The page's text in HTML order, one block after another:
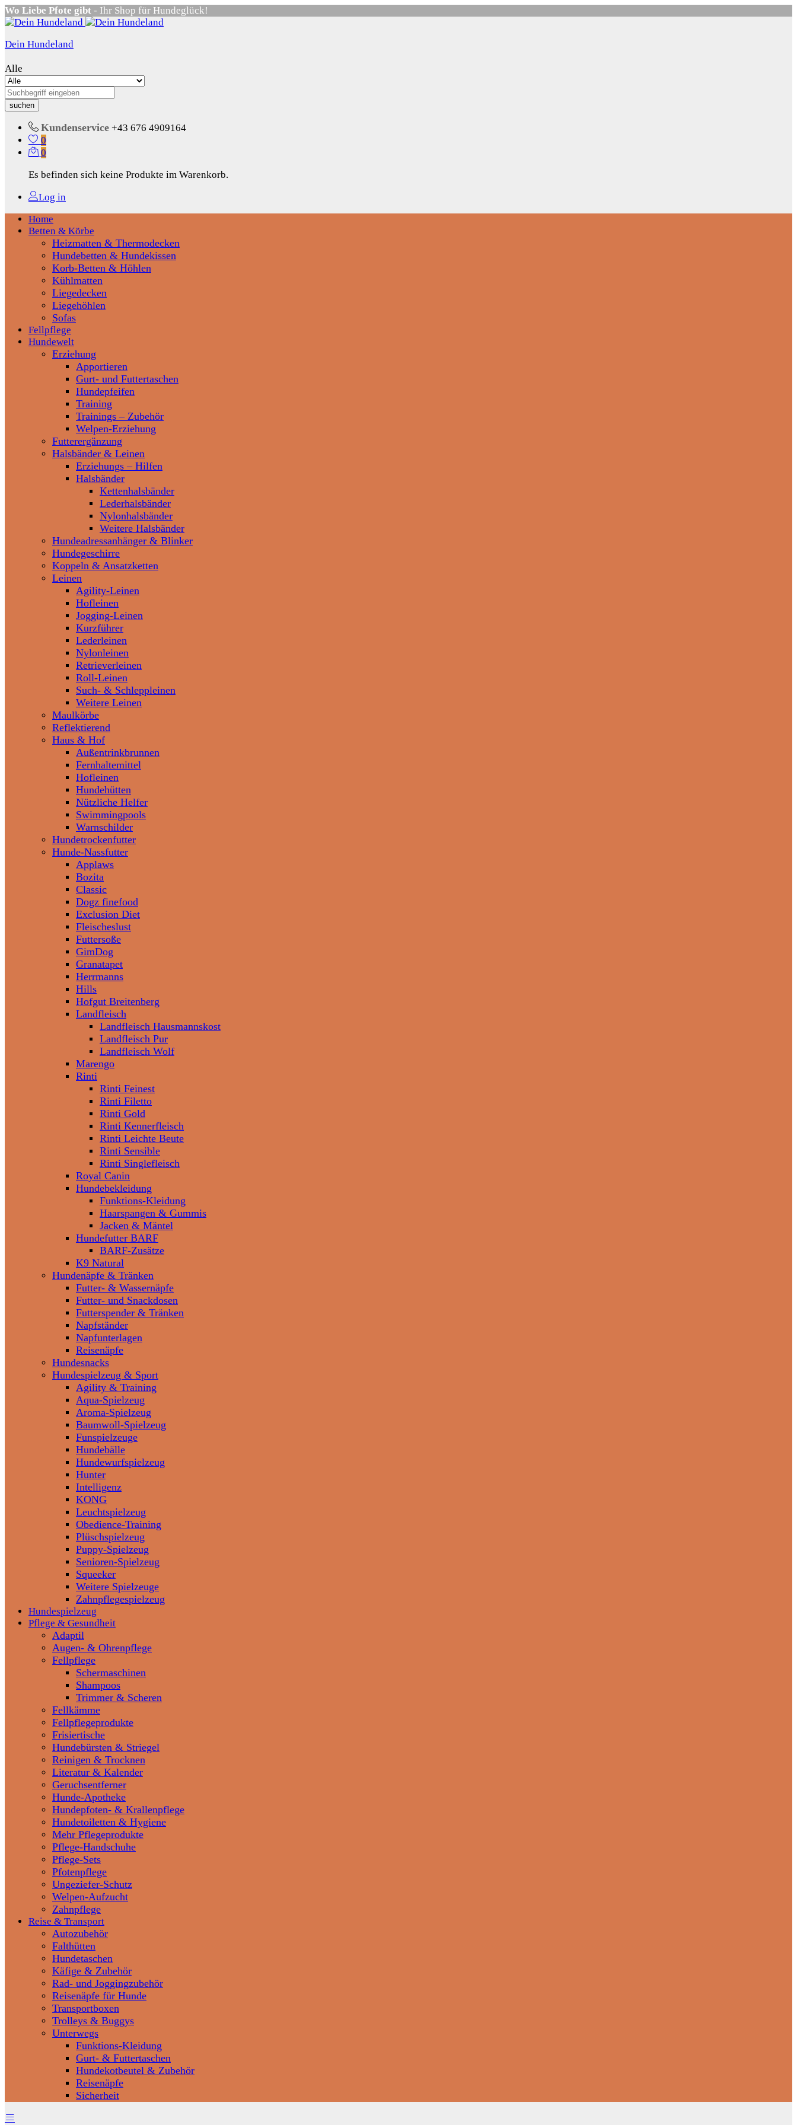
Wo Liebe Pfote gibt - Ihr Shop für Hundeglück!
Dein Hundeland
Alle
suchen
Kundenservice +43 676 4909164
0
0
Es befinden sich keine Produkte im Warenkorb.
Log in
Home
Betten & Körbe
Heizmatten & Thermodecken
Hundebetten & Hundekissen
Korb-Betten & Höhlen
Kühlmatten
Liegedecken
Liegehöhlen
Sofas
Fellpflege
Hundewelt
Erziehung
Apportieren
Gurt- und Futtertaschen
Hundepfeifen
Training
Trainings – Zubehör
Welpen-Erziehung
Futterergänzung
Halsbänder & Leinen
Erziehungs – Hilfen
Halsbänder
Kettenhalsbänder
Lederhalsbänder
Nylonhalsbänder
Weitere Halsbänder
Hundeadressanhänger & Blinker
Hundegeschirre
Koppeln & Ansatzketten
Leinen
Agility-Leinen
Hofleinen
Jogging-Leinen
Kurzführer
Lederleinen
Nylonleinen
Retrieverleinen
Roll-Leinen
Such- & Schleppleinen
Weitere Leinen
Maulkörbe
Reflektierend
Haus & Hof
Außentrinkbrunnen
Fernhaltemittel
Hofleinen
Hundehütten
Nützliche Helfer
Swimmingpools
Warnschilder
Hundetrockenfutter
Hunde-Nassfutter
Applaws
Bozita
Classic
Dogz finefood
Exclusion Diet
Fleischeslust
Futtersoße
GimDog
Granatapet
Herrmanns
Hills
Hofgut Breitenberg
Landfleisch
Landfleisch Hausmannskost
Landfleisch Pur
Landfleisch Wolf
Marengo
Rinti
Rinti Feinest
Rinti Filetto
Rinti Gold
Rinti Kennerfleisch
Rinti Leichte Beute
Rinti Sensible
Rinti Singlefleisch
Royal Canin
Hundebekleidung
Funktions-Kleidung
Haarspangen & Gummis
Jacken & Mäntel
Hundefutter BARF
BARF-Zusätze
K9 Natural
Hundenäpfe & Tränken
Futter- & Wassernäpfe
Futter- und Snackdosen
Futterspender & Tränken
Napfständer
Napfunterlagen
Reisenäpfe
Hundesnacks
Hundespielzeug & Sport
Agility & Training
Aqua-Spielzeug
Aroma-Spielzeug
Baumwoll-Spielzeug
Funspielzeuge
Hundebälle
Hundewurfspielzeug
Hunter
Intelligenz
KONG
Leuchtspielzeug
Obedience-Training
Plüschspielzeug
Puppy-Spielzeug
Senioren-Spielzeug
Squeeker
Weitere Spielzeuge
Zahnpflegespielzeug
Hundespielzeug
Pflege & Gesundheit
Adaptil
Augen- & Ohrenpflege
Fellpflege
Schermaschinen
Shampoos
Trimmer & Scheren
Fellkämme
Fellpflegeprodukte
Frisiertische
Hundebürsten & Striegel
Reinigen & Trocknen
Literatur & Kalender
Geruchsentferner
Hunde-Apotheke
Hundepfoten- & Krallenpflege
Hundetoiletten & Hygiene
Mehr Pflegeprodukte
Pflege-Handschuhe
Pflege-Sets
Pfotenpflege
Ungeziefer-Schutz
Welpen-Aufzucht
Zahnpflege
Reise & Transport
Autozubehör
Falthütten
Hundetaschen
Käfige & Zubehör
Rad- und Joggingzubehör
Reisenäpfe für Hunde
Transportboxen
Trolleys & Buggys
Unterwegs
Funktions-Kleidung
Gurt- & Futtertaschen
Hundekotbeutel & Zubehör
Reisenäpfe
Sicherheit